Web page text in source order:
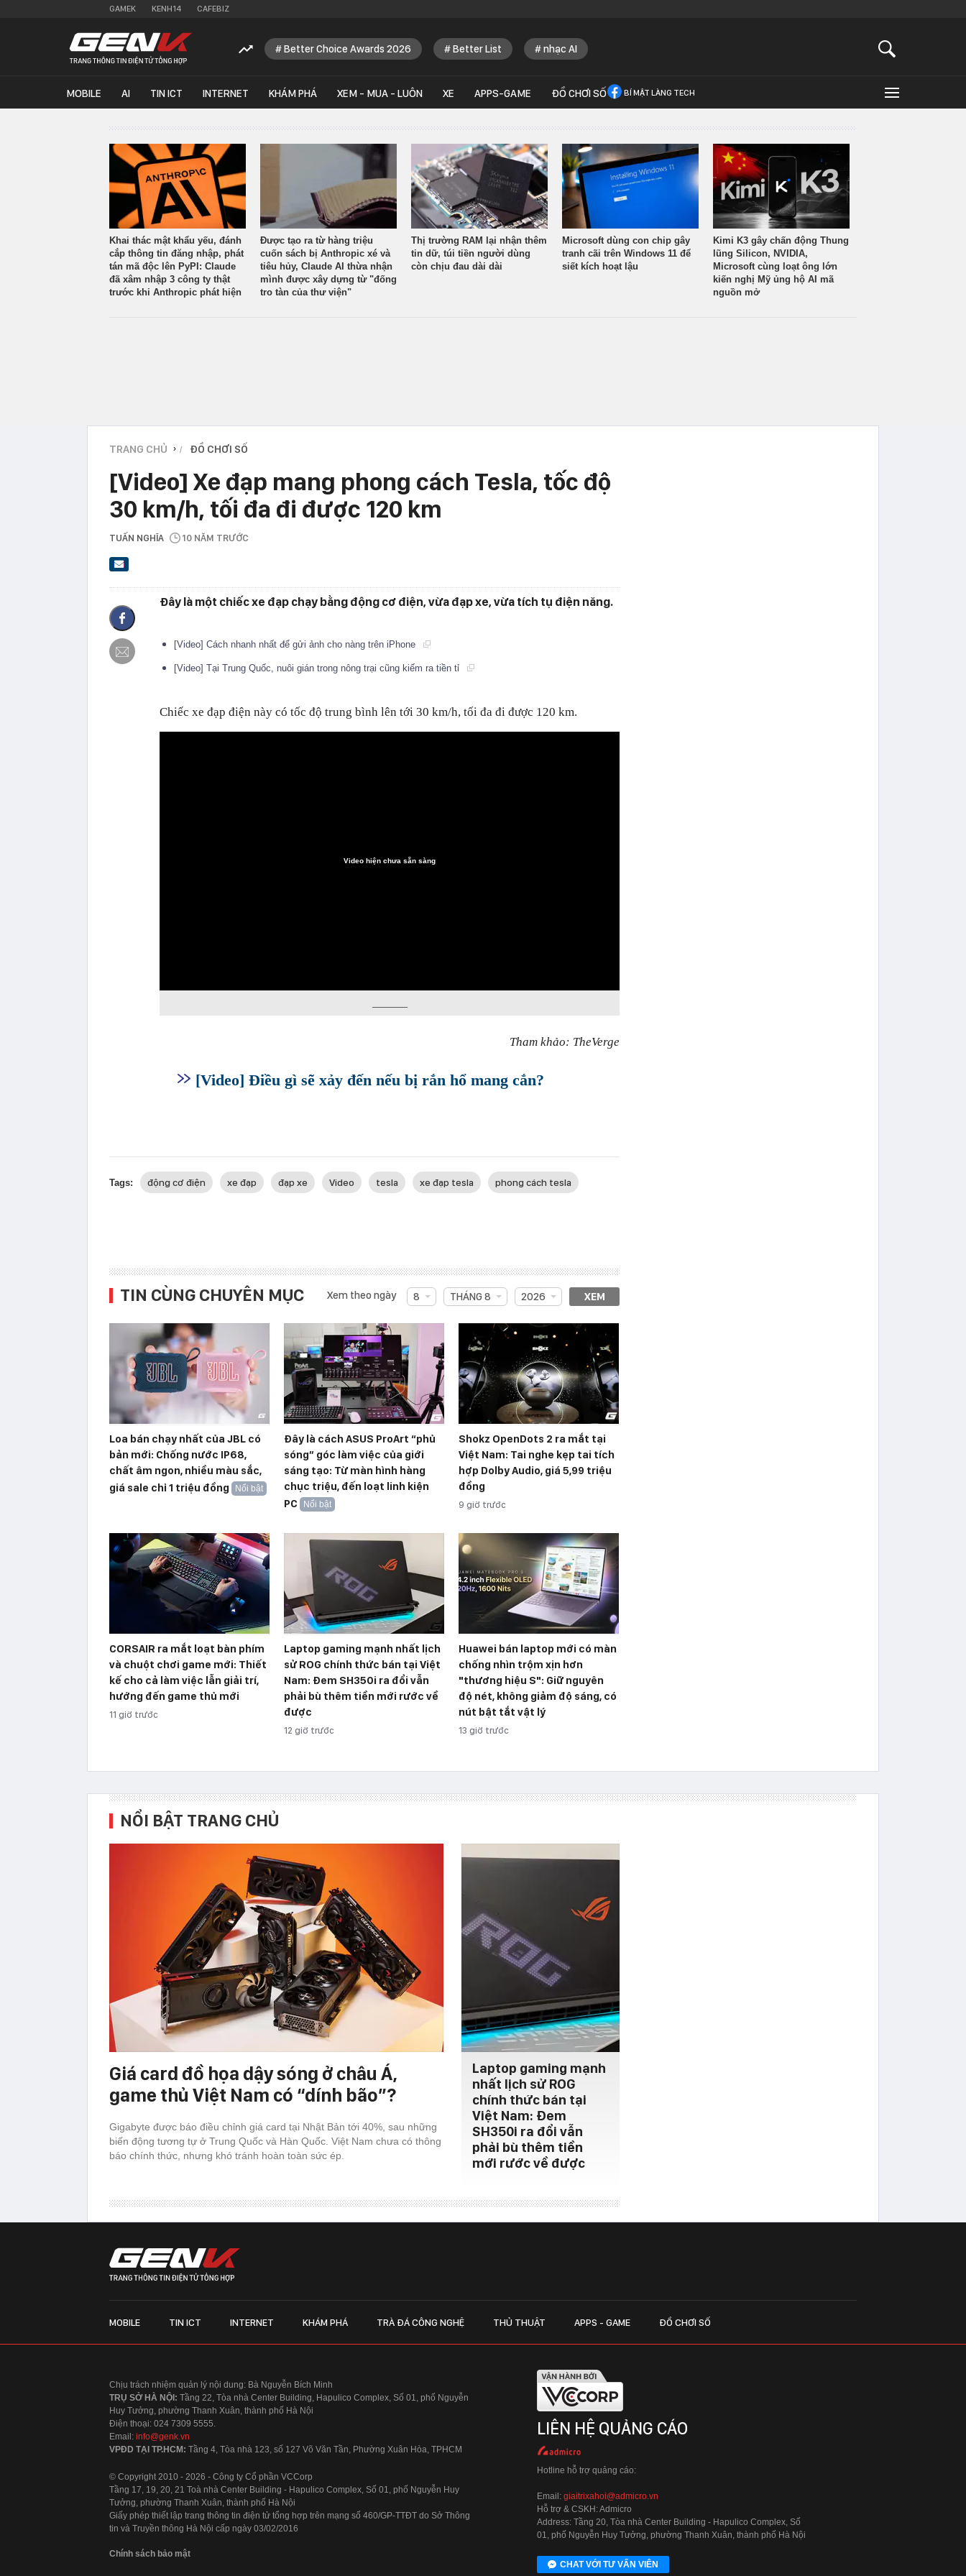
GAMEK KENH14 CAFEBIZ
Better Choice Awards 2026 Better List nhạc AI
MOBILE AI TIN ICT INTERNET KHÁM PHÁ XEM - MUA - LUÔN XE APPS-GAME ĐỒ CHƠI SỐ BÍ MẬT LÀNG TECH
Khai thác mật khẩu yếu, đánh
cắp thông tin đăng nhập, phát
tán mã độc lên PyPI: Claude
đã xâm nhập 3 công ty thật
trước khi Anthropic phát hiện
Được tạo ra từ hàng triệu
cuốn sách bị Anthropic xé và
tiêu hủy, Claude AI thừa nhận
mình được xây dựng từ "đống
tro tàn của thư viện"
Thị trường RAM lại nhận thêm
tin dữ, túi tiền người dùng
còn chịu đau dài dài
Microsoft dùng con chip gây
tranh cãi trên Windows 11 để
siết kích hoạt lậu
Kimi K3 gây chấn động Thung
lũng Silicon, NVIDIA,
Microsoft cùng loạt ông lớn
kiến nghị Mỹ ủng hộ AI mã
nguồn mở
TRANG CHỦ › ĐỒ CHƠI SỐ
[Video] Xe đạp mang phong cách Tesla, tốc độ
30 km/h, tối đa đi được 120 km
TUẤN NGHĨA 10 NĂM TRƯỚC
Đây là một chiếc xe đạp chạy bằng động cơ điện, vừa đạp xe, vừa tích tụ điện năng.
[Video] Cách nhanh nhất để gửi ảnh cho nàng trên iPhone
[Video] Tại Trung Quốc, nuôi gián trong nông trại cũng kiếm ra tiền tỉ
Chiếc xe đạp điện này có tốc độ trung bình lên tới 30 km/h, tối đa đi được 120 km.
Video hiện chưa sẵn sàng
Tham khảo: TheVerge
[Video] Điều gì sẽ xảy đến nếu bị rắn hổ mang cắn?
Tags: động cơ điện xe đạp đạp xe Video tesla xe đạp tesla phong cách tesla
TIN CÙNG CHUYÊN MỤC Xem theo ngày 8 THÁNG 8 2026 XEM
Loa bán chạy nhất của JBL có
bản mới: Chống nước IP68,
chất âm ngon, nhiều màu sắc,
giá sale chỉ 1 triệu đồng
Nổi bật
Đây là cách ASUS ProArt “phủ
sóng” góc làm việc của giới
sáng tạo: Từ màn hình hàng
chục triệu, đến loạt linh kiện
PC
Nổi bật
Shokz OpenDots 2 ra mắt tại
Việt Nam: Tai nghe kẹp tai tích
hợp Dolby Audio, giá 5,99 triệu
đồng
9 giờ trước
CORSAIR ra mắt loạt bàn phím
và chuột chơi game mới: Thiết
kế cho cả làm việc lẫn giải trí,
hướng đến game thủ mới
11 giờ trước
Laptop gaming mạnh nhất lịch
sử ROG chính thức bán tại Việt
Nam: Đem SH350i ra đổi vẫn
phải bù thêm tiền mới rước về
được
12 giờ trước
Huawei bán laptop mới có màn
chống nhìn trộm xịn hơn
"thương hiệu S": Giữ nguyên
độ nét, không giảm độ sáng, có
nút bật tắt vật lý
13 giờ trước
NỔI BẬT TRANG CHỦ
Giá card đồ họa dậy sóng ở châu Á,
game thủ Việt Nam có “dính bão”?
Gigabyte được báo điều chỉnh giá card tại Nhật Bản tới 40%, sau những
biến động tương tự ở Trung Quốc và Hàn Quốc. Việt Nam chưa có thông
báo chính thức, nhưng khó tránh hoàn toàn sức ép.
Laptop gaming mạnh
nhất lịch sử ROG
chính thức bán tại
Việt Nam: Đem
SH350i ra đổi vẫn
phải bù thêm tiền
mới rước về được
MOBILE TIN ICT INTERNET KHÁM PHÁ TRÀ ĐÁ CÔNG NGHỆ THỦ THUẬT APPS - GAME ĐỒ CHƠI SỐ
Chịu trách nhiệm quản lý nội dung: Bà Nguyễn Bích Minh
TRỤ SỞ HÀ NỘI: Tầng 22, Tòa nhà Center Building, Hapulico Complex, Số 01, phố Nguyễn
Huy Tưởng, phường Thanh Xuân, thành phố Hà Nội
Điện thoại: 024 7309 5555.
Email: info@genk.vn
VPĐD TẠI TP.HCM: Tầng 4, Tòa nhà 123, số 127 Võ Văn Tần, Phường Xuân Hòa, TPHCM
© Copyright 2010 - 2026 - Công ty Cổ phần VCCorp
Tầng 17, 19, 20, 21 Toà nhà Center Building - Hapulico Complex, Số 01, phố Nguyễn Huy
Tưởng, phường Thanh Xuân, thành phố Hà Nội
Giấy phép thiết lập trang thông tin điện tử tổng hợp trên mạng số 460/GP-TTĐT do Sở Thông
tin và Truyền thông Hà Nội cấp ngày 03/02/2016
Chính sách bảo mật
LIÊN HỆ QUẢNG CÁO
Hotline hỗ trợ quảng cáo:
Email: giaitrixahoi@admicro.vn
Hỗ trợ & CSKH: Admicro
Address: Tầng 20, Tòa nhà Center Building - Hapulico Complex, Số
01, phố Nguyễn Huy Tưởng, phường Thanh Xuân, thành phố Hà Nội
CHAT VỚI TƯ VẤN VIÊN